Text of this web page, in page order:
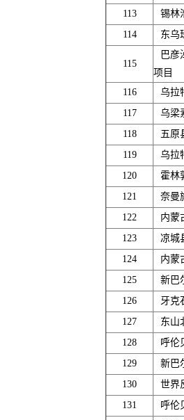
113
锡林
114
东乌
115
巴彦
项目
116
乌拉
117
乌梁
118
五原
119
乌拉
120
霍林
121
奈曼
122
内蒙
123
凉城
124
内蒙
125
新巴
126
牙克
127
东山
128
呼伦
129
新巴
130
世界
131
呼伦